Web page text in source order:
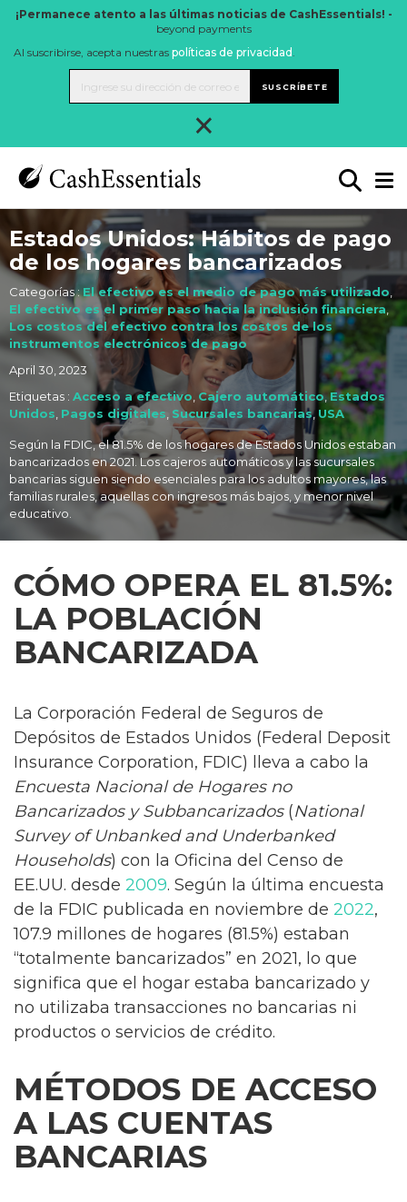
¡Permanece atento a las últimas noticias de CashEssentials! -
beyond payments
Al suscribirse, acepta nuestras políticas de privacidad .
SUSCRÍBETE
×
Estados Unidos: Hábitos de pago
de los hogares bancarizados
Categorías :El efectivo es el medio de pago más utilizado
El efectivo es el primer paso hacia la inclusión financiera,
Los costos del efectivo contra los costos de los
instrumentos electrónicos de pago
April 30, 2023
Etiquetas : Acceso a efectivo Cajero automático, Estados
Unidos Pagos digitales Sucursales bancarias, USA
Según la FDIC, el 81.5% de los hogares de Estados Unidos estaban
bancarizados en 2021. Los cajeros automáticos y las sucursales
bancarias siguen siendo esenciales para los adultos mayores, las
familias rurales, aquellas con ingresos más bajos, y menor nivel
educativo.
CÓMO OPERA EL 81.5%:
LA POBLACIÓN
BANCARIZADA
La Corporación Federal de Seguros de
Depósitos de Estados Unidos (Federal Deposit
Insurance Corporation, FDIC) lleva a cabo la
Encuesta Nacional de Hogares no
Bancarizados y Subbancarizados(National
Survey of Unbanked and Underbanked
Households) con la Oficina del Censo de
EE.UU. desde 2009. Según la última encuesta
de la FDIC publicada en noviembre de 2022,
107.9 millones de hogares (81.5%) estaban
“totalmente bancarizados” en 2021, lo que
significa que el hogar estaba bancarizado y
no utilizaba transacciones no bancarias ni
productos o servicios de crédito.
MÉTODOS DE ACCESO
A LAS CUENTAS
BANCARIAS